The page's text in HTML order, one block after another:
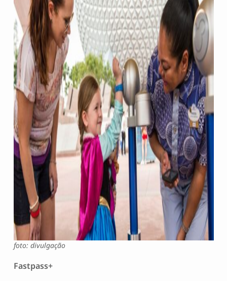
foto: divulgação
Fastpass+